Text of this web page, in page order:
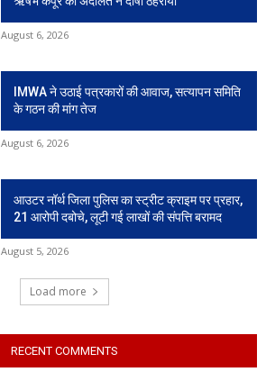
August 6, 2026
IMWA ने उठाई पत्रकारों की आवाज, सत्यापन समिति
के गठन की मांग तेज
August 6, 2026
आउटर नॉर्थ जिला पुलिस का स्ट्रीट क्राइम पर प्रहार,
21 आरोपी दबोचे, लूटी गई लाखों की संपत्ति बरामद
August 5, 2026
Load more
RECENT COMMENTS